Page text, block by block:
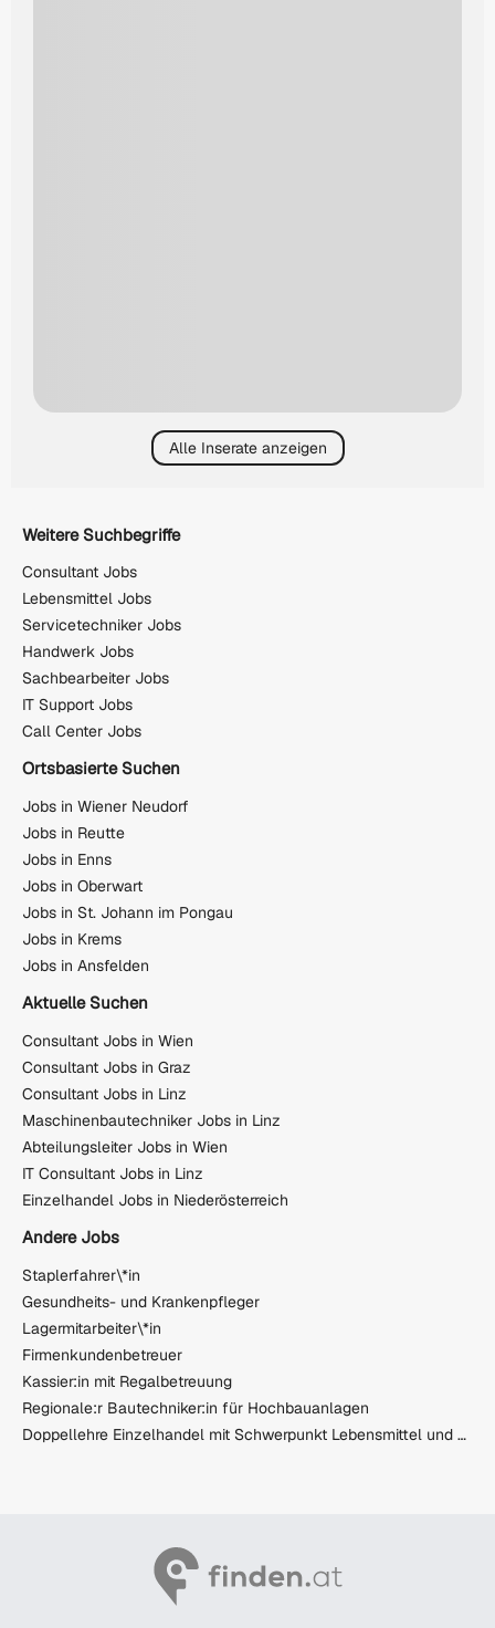
Alle Inserate anzeigen
Weitere Suchbegriffe
Consultant Jobs
Lebensmittel Jobs
Servicetechniker Jobs
Handwerk Jobs
Sachbearbeiter Jobs
IT Support Jobs
Call Center Jobs
Ortsbasierte Suchen
Jobs in Wiener Neudorf
Jobs in Reutte
Jobs in Enns
Jobs in Oberwart
Jobs in St. Johann im Pongau
Jobs in Krems
Jobs in Ansfelden
Aktuelle Suchen
Consultant Jobs in Wien
Consultant Jobs in Graz
Consultant Jobs in Linz
Maschinenbautechniker Jobs in Linz
Abteilungsleiter Jobs in Wien
IT Consultant Jobs in Linz
Einzelhandel Jobs in Niederösterreich
Andere Jobs
Staplerfahrer\*in
Gesundheits- und Krankenpfleger
Lagermitarbeiter\*in
Firmenkundenbetreuer
Kassier:in mit Regalbetreuung
Regionale:r Bautechniker:in für Hochbauanlagen
Doppellehre Einzelhandel mit Schwerpunkt Lebensmittel und Großhandel mit Matura (m/w/d)